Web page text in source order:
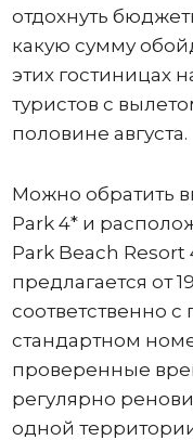
отдохнуть
какую сумму
этих гостиницах
туристов с
половине августа.
Можно обратить
Park 4* и
Park Beach Resort
предлагается от
соответственно
стандартном
проверенные
регулярно
одной